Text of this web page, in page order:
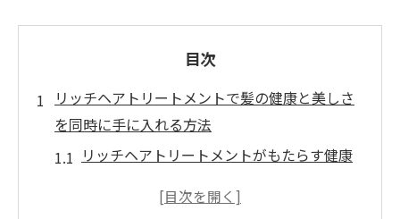
目次
リッチヘアトリートメントで髪の健康と美しさ
を同時に手に入れる方法
リッチヘアトリートメントがもたらす健康
美しさを引き出すトリートメントの成分